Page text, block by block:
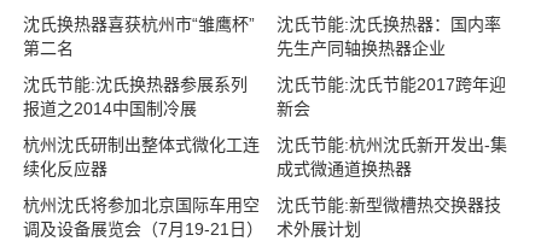
沈氏换热器喜获杭州市“雏鹰杯”
第二名
沈氏节能:沈氏换热器：国内率
先生产同轴换热器企业
沈氏节能:沈氏换热器参展系列
报道之2014中国制冷展
沈氏节能:沈氏节能2017跨年迎
新会
杭州沈氏研制出整体式微化工连
续化反应器
沈氏节能:杭州沈氏新开发出-集
成式微通道换热器
杭州沈氏将参加北京国际车用空
调及设备展览会（7月19-21日）
沈氏节能:新型微槽热交换器技
术外展计划